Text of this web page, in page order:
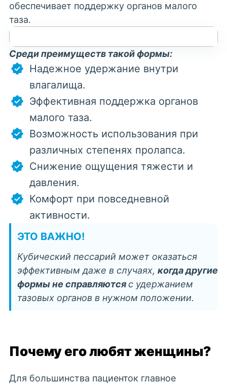
обеспечивает поддержку органов малого
таза.
Среди преимуществ такой формы:
Надежное удержание внутри
влагалища.
Эффективная поддержка органов
малого таза.
Возможность использования при
различных степенях пролапса.
Снижение ощущения тяжести и
давления.
Комфорт при повседневной
активности.
ЭТО ВАЖНО!
Кубический пессарий может оказаться
эффективным даже в случаях, когда другие
формы не справляются с удержанием
тазовых органов в нужном положении.
Почему его любят женщины?
Для большинства пациенток главное